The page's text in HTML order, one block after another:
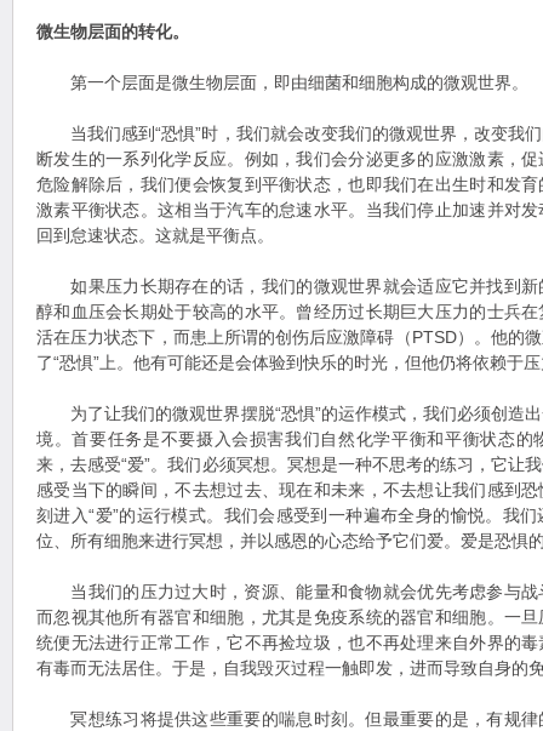
微生物层面的转化。
第一个层面是微生物层面，即由细菌和细胞构成的微观世界。
当我们感到“恐惧”时，我们就会改变我们的微观世界，改变我
断发生的一系列化学反应。例如，我们会分泌更多的应激激素，
危险解除后，我们便会恢复到平衡状态，也即我们在出生时和发
激素平衡状态。这相当于汽车的怠速水平。当我们停止加速并对
回到怠速状态。这就是平衡点。
如果压力长期存在的话，我们的微观世界就会适应它并找到新
醇和血压会长期处于较高的水平。曾经历过长期巨大压力的士兵
活在压力状态下，而患上所谓的创伤后应激障碍（PTSD）。他的
了“恐惧”上。他有可能还是会体验到快乐的时光，但他仍将依赖于
为了让我们的微观世界摆脱“恐惧”的运作模式，我们必须创造
境。首要任务是不要摄入会损害我们自然化学平衡和平衡状态的
来，去感受“爱”。我们必须冥想。冥想是一种不思考的练习，它让
感受当下的瞬间，不去想过去、现在和未来，不去想让我们感到
刻进入“爱”的运行模式。我们会感受到一种遍布全身的愉悦。我
位、所有细胞来进行冥想，并以感恩的心态给予它们爱。爱是恐惧
当我们的压力过大时，资源、能量和食物就会优先考虑参与战
而忽视其他所有器官和细胞，尤其是免疫系统的器官和细胞。一
统便无法进行正常工作，它不再捡垃圾，也不再处理来自外界的
有毒而无法居住。于是，自我毁灭过程一触即发，进而导致自身的
冥想练习将提供这些重要的喘息时刻。但最重要的是，有规律